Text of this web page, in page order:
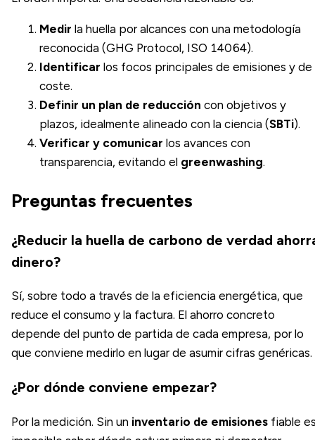
Medir la huella por alcances con una metodología
reconocida (GHG Protocol, ISO 14064).
Identificar los focos principales de emisiones y de
coste.
Definir un plan de reducción con objetivos y
plazos, idealmente alineado con la ciencia (SBTi).
Verificar y comunicar los avances con
transparencia, evitando el greenwashing.
Preguntas frecuentes
¿Reducir la huella de carbono de verdad
dinero?
Sí, sobre todo a través de la eficiencia energética, que
reduce el consumo y la factura. El ahorro concreto
depende del punto de partida de cada empresa, por lo
que conviene medirlo en lugar de asumir cifras genéricas.
¿Por dónde conviene empezar?
Por la medición. Sin un inventario de emisiones fiable